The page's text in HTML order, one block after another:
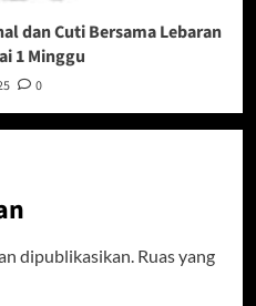
dan Cuti Bersama Lebaran
1 Minggu
0
dipublikasikan. Ruas yang